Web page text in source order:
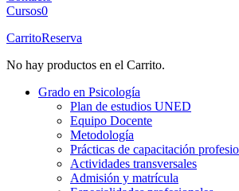
Cursos0
CarritoReserva
No hay productos en el Carrito.
Grado en Psicología
Plan de estudios UNED
Equipo Docente
Metodología
Prácticas de capacitación
Actividades transversales
Admisión y matrícula